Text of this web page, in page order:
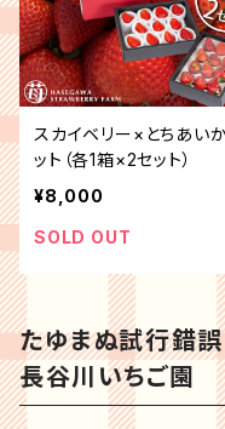
スカイベリー×とちあい
ット（各1箱×2セット）
¥8,000
SOLD OUT
たゆまぬ試行錯
長谷川いちご園